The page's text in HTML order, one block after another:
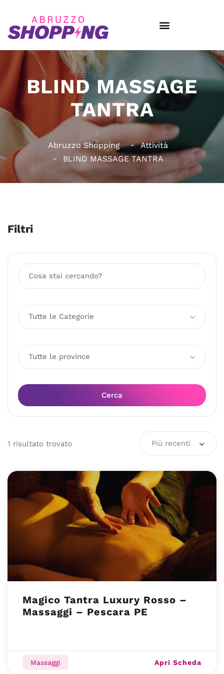
BLIND MASSAGE
TANTRA
Abruzzo Shopping
Attività
BLIND MASSAGE TANTRA
Filtri
Tutte le Categorie
Tutte le province
Cerca
1 risultato trovato Più recenti
Magico Tantra Luxury Rosso –
Massaggi – Pescara PE
Massaggi Apri Scheda